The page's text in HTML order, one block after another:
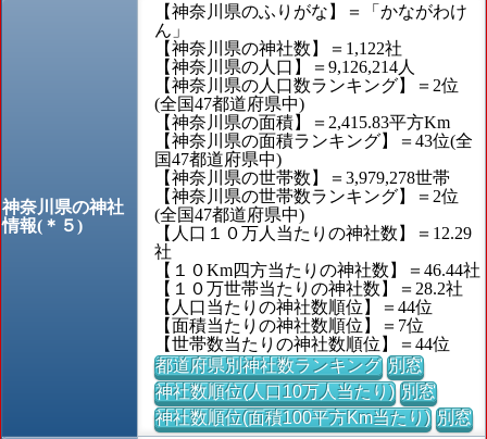
神奈川県の神社
情報(＊５)
【神奈川県のふりがな】＝「かながわけ
ん」
【神奈川県の神社数】＝1,122社
【神奈川県の人口】＝9,126,214人
【神奈川県の人口数ランキング】＝2位
(全国47都道府県中)
【神奈川県の面積】＝2,415.83平方Km
【神奈川県の面積ランキング】＝43位(全
国47都道府県中)
【神奈川県の世帯数】＝3,979,278世帯
【神奈川県の世帯数ランキング】＝2位
(全国47都道府県中)
【人口１０万人当たりの神社数】＝12.29
社
【１０Km四方当たりの神社数】＝46.44社
【１０万世帯当たりの神社数】＝28.2社
【人口当たりの神社数順位】＝44位
【面積当たりの神社数順位】＝7位
【世帯数当たりの神社数順位】＝44位
都道府県別神社数ランキング 別窓
神社数順位(人口10万人当たり) 別窓
神社数順位(面積100平方Km当たり) 別窓